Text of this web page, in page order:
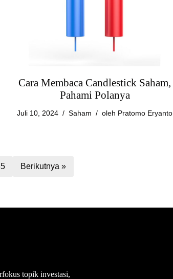
Cara Membaca Candlestick Saham,
Pahami Polanya
Juli 10, 2024 Saham oleh Pratomo Eryanto
Berikutnya »
topik investasi,